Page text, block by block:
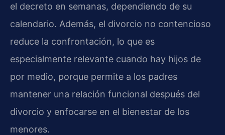
el decreto en semanas, dependiendo de su
calendario. Además, el divorcio no contencioso
reduce la confrontación, lo que es
especialmente relevante cuando hay hijos de
por medio, porque permite a los padres
mantener una relación funcional después del
divorcio y enfocarse en el bienestar de los
menores.